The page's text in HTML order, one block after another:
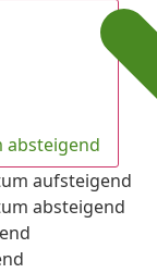
absteigend
aufsteigend
absteigend